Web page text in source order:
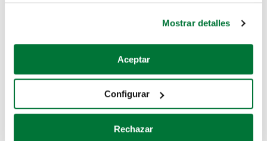
Si lo permite, también quisiéramos:
Recopilar información sobre su ubicación geográfica
Identificar su dispositivo analizándolo activamente
para buscar características específicas (huellas
Mostrar detalles
Aceptar
Configurar
Rechazar
Coches de segunda mano
Coches de km0